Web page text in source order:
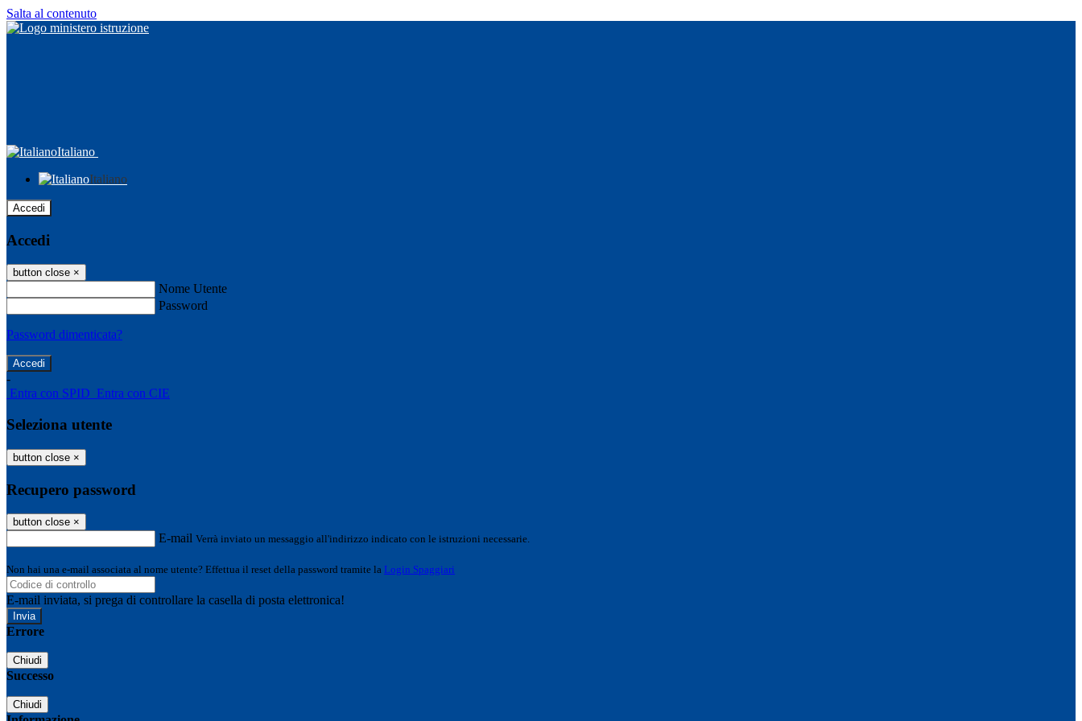
Salta al contenuto
Italiano
Italiano
Accedi
Accedi
button close ×
Nome Utente
Password
Password dimenticata?
-
Entra con SPID Entra con CIE
Seleziona utente
button close ×
Recupero password
button close ×
E-mail Verrà inviato un messaggio all'indirizzo indicato con le istruzioni necessarie.
Non hai una e-mail associata al nome utente? Effettua il reset della password tramite la Login Spaggiari
E-mail inviata, si prega di controllare la casella di posta elettronica!
Errore
Chiudi
Successo
Chiudi